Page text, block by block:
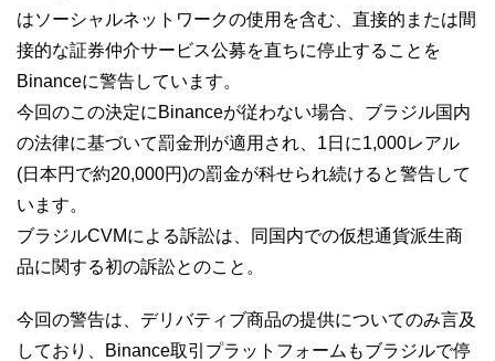
はソーシャルネットワークの使用を含む、直接的または間
接的な証券仲介サービス公募を直ちに停止することを
Binanceに警告しています。
今回のこの決定にBinanceが従わない場合、ブラジル国内
の法律に基づいて罰金刑が適用され、1日に1,000レアル
(日本円で約20,000円)の罰金が科せられ続けると警告して
います。
ブラジルCVMによる訴訟は、同国内での仮想通貨派生商
品に関する初の訴訟とのこと。
今回の警告は、デリバティブ商品の提供についてのみ言及
しており、Binance取引プラットフォームもブラジルで停